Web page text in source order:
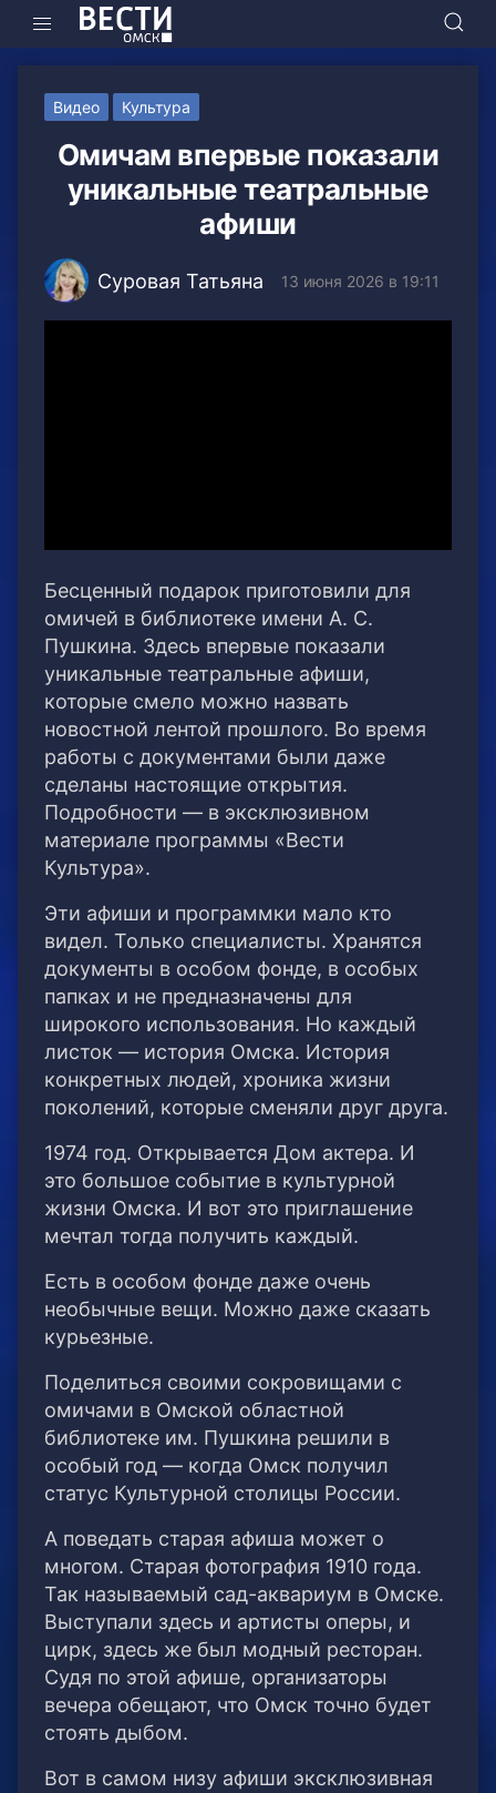
Видео Культура
Омичам впервые показали
уникальные театральные
афиши
Суровая Татьяна 13 июня 2026 в 19:11
Бесценный подарок приготовили для
омичей в библиотеке имени А. С.
Пушкина. Здесь впервые показали
уникальные театральные афиши,
которые смело можно назвать
новостной лентой прошлого. Во время
работы с документами были даже
сделаны настоящие открытия.
Подробности — в эксклюзивном
материале программы «Вести
Культура».
Эти афиши и программки мало кто
видел. Только специалисты. Хранятся
документы в особом фонде, в особых
папках и не предназначены для
широкого использования. Но каждый
листок — история Омска. История
конкретных людей, хроника жизни
поколений, которые сменяли друг друга.
1974 год. Открывается Дом актера. И
это большое событие в культурной
жизни Омска. И вот это приглашение
мечтал тогда получить каждый.
Есть в особом фонде даже очень
необычные вещи. Можно даже сказать
курьезные.
Поделиться своими сокровищами с
омичами в Омской областной
библиотеке им. Пушкина решили в
особый год — когда Омск получил
статус Культурной столицы России.
А поведать старая афиша может о
многом. Старая фотография 1910 года.
Так называемый сад-аквариум в Омске.
Выступали здесь и артисты оперы, и
цирк, здесь же был модный ресторан.
Судя по этой афише, организаторы
вечера обещают, что Омск точно будет
стоять дыбом.
Вот в самом низу афиши эксклюзивная